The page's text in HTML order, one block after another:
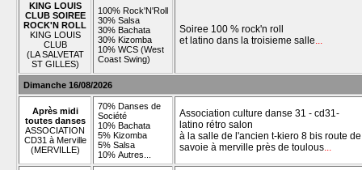
KING LOUIS
CLUB SOIREE
ROCK'N ROLL
KING LOUIS
CLUB
(LA SALVETAT
ST GILLES)
100% Rock'N'Roll
30% Salsa
30% Bachata
30% Kizomba
10% WCS (West
Coast Swing)
Soiree 100 % rock'n roll
et latino dans la troisieme salle...
Dimanche 16/08/2026
Après midi
toutes danses
ASSOCIATION
CD31 à Merville
(MERVILLE)
70% Danses de
Société
10% Bachata
5% Kizomba
5% Salsa
10% Autres...
Association culture danse 31 - cd31-
latino rétro salon
à la salle de l'ancien t-kiero 8 bis route de
savoie à merville près de toulous...